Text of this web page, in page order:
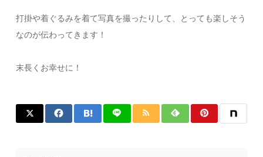
打掛や着ぐるみを着て写真を撮ったりして、とっても楽しそう
なのが伝わってきます！
末長くお幸せに！